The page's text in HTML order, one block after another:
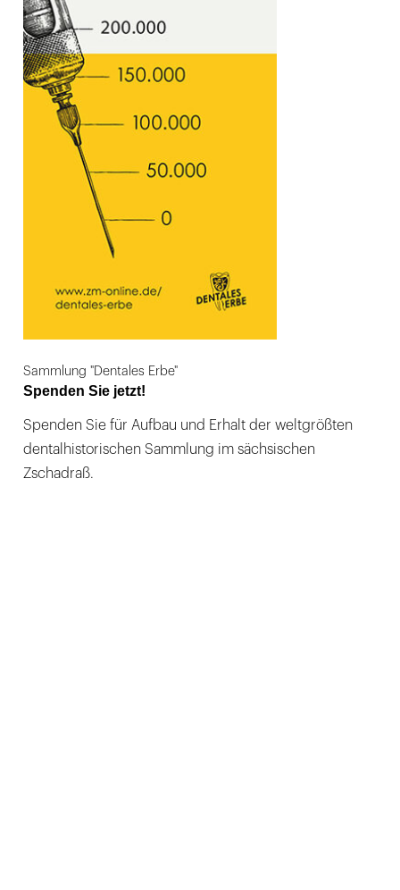
Sammlung "Dentales Erbe"
Spenden Sie jetzt!
Spenden Sie für Aufbau und Erhalt der weltgrößten
dentalhistorischen Sammlung im sächsischen
Zschadraß.